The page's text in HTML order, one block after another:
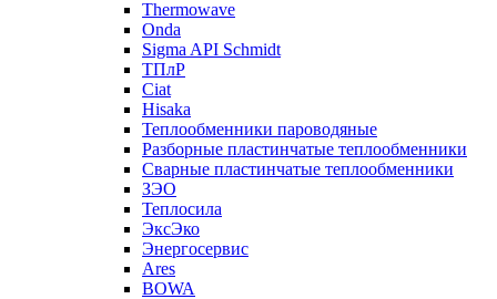
Thermowave
Onda
Sigma API Schmidt
ТПлР
Ciat
Hisaka
Теплообменники пароводяные
Разборные пластинчатые теплообменники
Сварные пластинчатые теплообменники
ЗЭО
Теплосила
ЭксЭко
Энергосервис
Ares
BOWA